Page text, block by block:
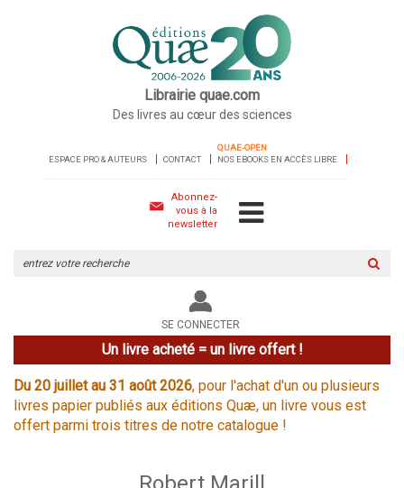
Librairie quae.com
Des livres au cœur des sciences
ESPACE PRO & AUTEURS CONTACT
QUAE-OPEN
NOS EBOOKS EN ACCÈS LIBRE
Abonnez-
vous à la
newsletter
le
site
SE CONNECTER
Un livre acheté = un livre offert !
Du 20 juillet au 31 août 2026, pour l'achat d'un ou plusieurs
livres papier publiés aux éditions Quæ, un livre vous est
offert parmi trois titres de notre catalogue !